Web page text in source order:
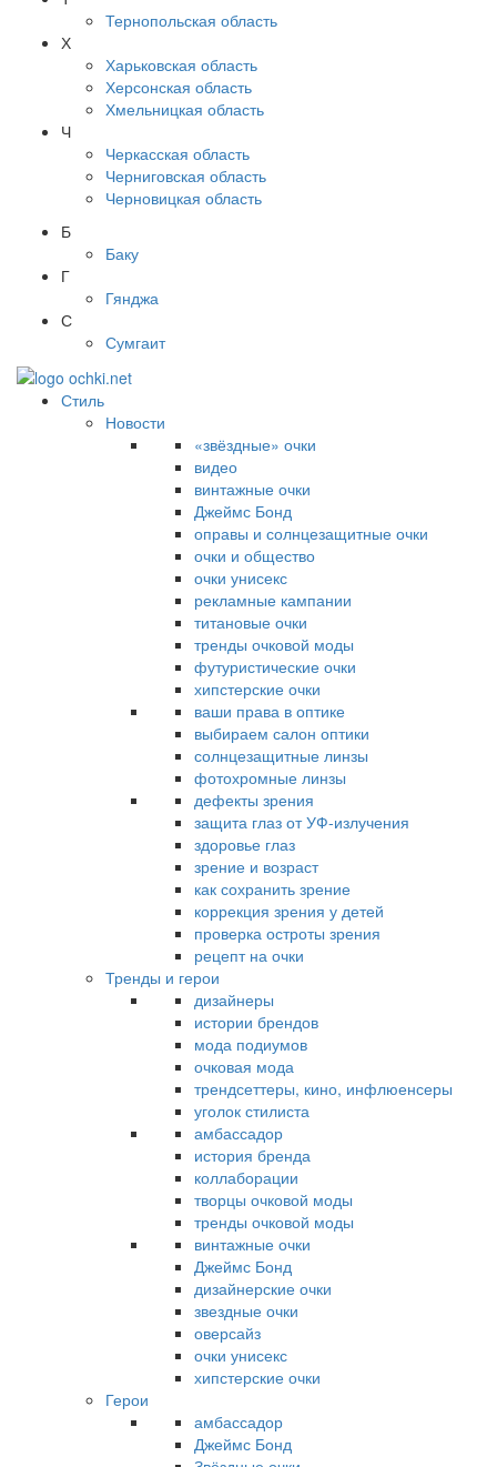
Тернопольская область
Х
Харьковская область
Херсонская область
Хмельницкая область
Ч
Черкасская область
Черниговская область
Черновицкая область
Б
Баку
Г
Гянджа
С
Сумгаит
Стиль
Новости
«звёздные» очки
видео
винтажные очки
Джеймс Бонд
оправы и солнцезащитные очки
очки и общество
очки унисекс
рекламные кампании
титановые очки
тренды очковой моды
футуристические очки
хипстерские очки
ваши права в оптике
выбираем салон оптики
солнцезащитные линзы
фотохромные линзы
дефекты зрения
защита глаз от УФ-излучения
здоровье глаз
зрение и возраст
как сохранить зрение
коррекция зрения у детей
проверка остроты зрения
рецепт на очки
Тренды и герои
дизайнеры
истории брендов
мода подиумов
очковая мода
трендсеттеры, кино, инфлюенсеры
уголок стилиста
амбассадор
история бренда
коллаборации
творцы очковой моды
тренды очковой моды
винтажные очки
Джеймс Бонд
дизайнерские очки
звездные очки
оверсайз
очки унисекс
хипстерские очки
Герои
амбассадор
Джеймс Бонд